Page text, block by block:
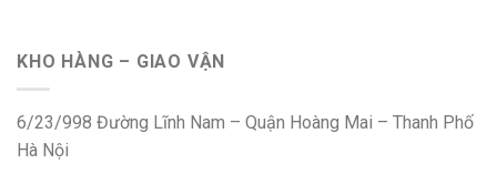
KHO HÀNG – GIAO VẬN
6/23/998 Đường Lĩnh Nam – Quận Hoàng Mai – Thanh Phố
Hà Nội